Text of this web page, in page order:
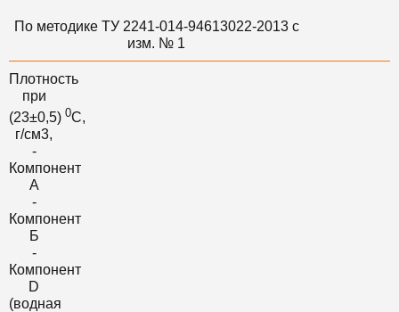
По методике ТУ 2241-014-94613022-2013 c
изм. № 1
Плотность
при
(23±0,5) 0С,
г/см3,
-
Компонент
А
-
Компонент
Б
-
Компонент
D
(водная